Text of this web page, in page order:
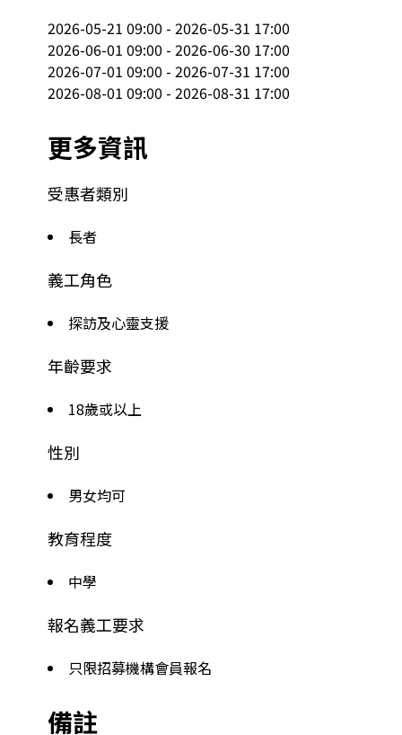
2026-05-21 09:00 - 2026-05-31 17:00
2026-06-01 09:00 - 2026-06-30 17:00
2026-07-01 09:00 - 2026-07-31 17:00
2026-08-01 09:00 - 2026-08-31 17:00
更多資訊
受惠者類別
長者
義工角色
探訪及心靈支援
年齡要求
18歲或以上
性別
男女均可
教育程度
中學
報名義工要求
只限招募機構會員報名
備註